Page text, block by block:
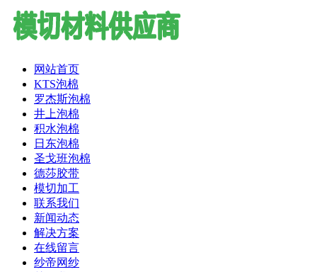
网站首页
KTS泡棉
罗杰斯泡棉
井上泡棉
积水泡棉
日东泡棉
圣戈班泡棉
德莎胶带
模切加工
联系我们
新闻动态
解决方案
在线留言
纱帝网纱